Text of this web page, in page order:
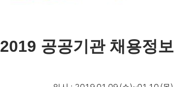
2019 공공기관 채용정